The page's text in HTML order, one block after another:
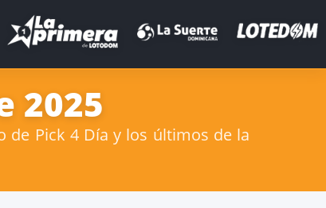
2025
de Pick 4 Día y los últimos de la